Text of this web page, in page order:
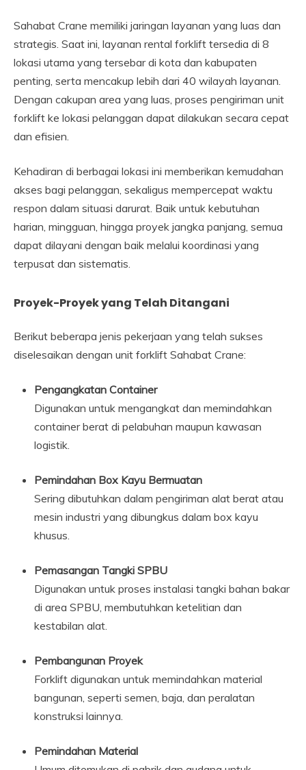
Sahabat Crane memiliki jaringan layanan yang luas dan
strategis. Saat ini, layanan rental forklift tersedia di 8
lokasi utama yang tersebar di kota dan kabupaten
penting, serta mencakup lebih dari 40 wilayah layanan.
Dengan cakupan area yang luas, proses pengiriman unit
forklift ke lokasi pelanggan dapat dilakukan secara cepat
dan efisien.
Kehadiran di berbagai lokasi ini memberikan kemudahan
akses bagi pelanggan, sekaligus mempercepat waktu
respon dalam situasi darurat. Baik untuk kebutuhan
harian, mingguan, hingga proyek jangka panjang, semua
dapat dilayani dengan baik melalui koordinasi yang
terpusat dan sistematis.
Proyek-Proyek yang Telah Ditangani
Berikut beberapa jenis pekerjaan yang telah sukses
diselesaikan dengan unit forklift Sahabat Crane:
Pengangkatan Container
Digunakan untuk mengangkat dan memindahkan
container berat di pelabuhan maupun kawasan
logistik.
Pemindahan Box Kayu Bermuatan
Sering dibutuhkan dalam pengiriman alat berat atau
mesin industri yang dibungkus dalam box kayu
khusus.
Pemasangan Tangki SPBU
Digunakan untuk proses instalasi tangki bahan bakar
di area SPBU, membutuhkan ketelitian dan
kestabilan alat.
Pembangunan Proyek
Forklift digunakan untuk memindahkan material
bangunan, seperti semen, baja, dan peralatan
konstruksi lainnya.
Pemindahan Material